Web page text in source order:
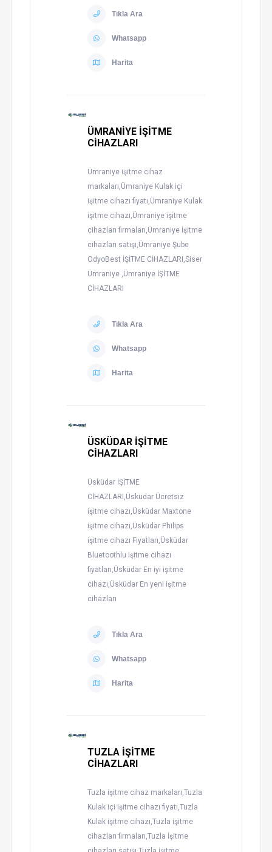
Tıkla Ara
Whatsapp
Harita
ÜMRANİYE İŞİTME
CİHAZLARI
Ümraniye işitme cihaz
markaları,Ümraniye Kulak içi
işitme cihazı fiyatı,Ümraniye Kulak
işitme cihazı,Ümraniye işitme
cihazları firmaları,Ümraniye İşitme
cihazları satışı,Ümraniye Şube
OdyoBest İŞİTME CİHAZLARI,Siser
Ümraniye ,Ümraniye İŞİTME
CİHAZLARI
Tıkla Ara
Whatsapp
Harita
ÜSKÜDAR İŞİTME
CİHAZLARI
Üsküdar İŞİTME
CİHAZLARI,Üsküdar Ücretsiz
işitme cihazı,Üsküdar Maxtone
işitme cihazı,Üsküdar Philips
işitme cihazı Fiyatları,Üsküdar
Bluetoothlu işitme cihazı
fiyatları,Üsküdar En iyi işitme
cihazı,Üsküdar En yeni işitme
cihazları
Tıkla Ara
Whatsapp
Harita
TUZLA İŞİTME
CİHAZLARI
Tuzla işitme cihaz markaları,Tuzla
Kulak içi işitme cihazı fiyatı,Tuzla
Kulak işitme cihazı,Tuzla işitme
cihazları firmaları,Tuzla İşitme